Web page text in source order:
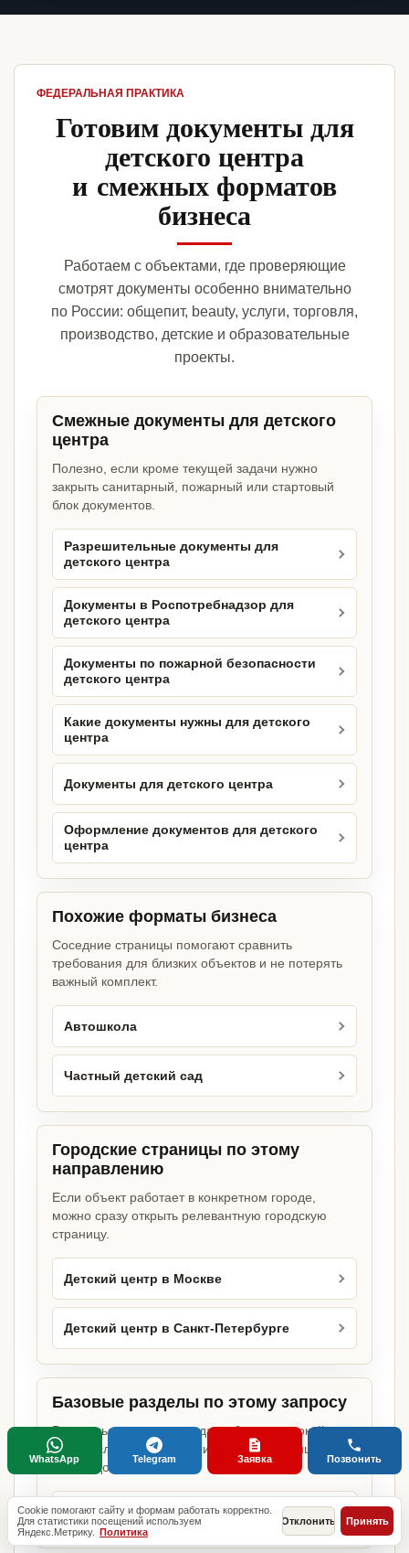
ФЕДЕРАЛЬНАЯ ПРАКТИКА
Готовим документы для
детского центра
и смежных форматов
бизнеса
Работаем с объектами, где проверяющие
смотрят документы особенно внимательно
по России: общепит, beauty, услуги, торговля,
производство, детские и образовательные
проекты.
Смежные документы для детского
центра
Полезно, если кроме текущей задачи нужно
закрыть санитарный, пожарный или стартовый
блок документов.
Разрешительные документы для
детского центра
Документы в Роспотребнадзор для
детского центра
Документы по пожарной безопасности
детского центра
Какие документы нужны для детского
центра
Документы для детского центра
Оформление документов для детского
центра
Похожие форматы бизнеса
Соседние страницы помогают сравнить
требования для близких объектов и не потерять
важный комплект.
Автошкола
Частный детский сад
Городские страницы по этому
направлению
Если объект работает в конкретном городе,
можно сразу открыть релевантную городскую
страницу.
Детский центр в Москве
Детский центр в Санкт-Петербурге
Базовые разделы по этому запросу
Родительские страницы дают более широкий
обзор услуги, объекта или региона без лишних
переходов.
Документы для открытия бизнеса
Cookie помогают сайту и формам работать корректно.
Для статистики посещений используем
Яндекс.Метрику. Политика
Отклонить Принять
WhatsApp Telegram Заявка Позвонить